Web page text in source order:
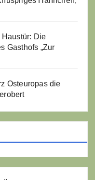
Haustür: Die
Gasthofs „Zur
Osteuropas die